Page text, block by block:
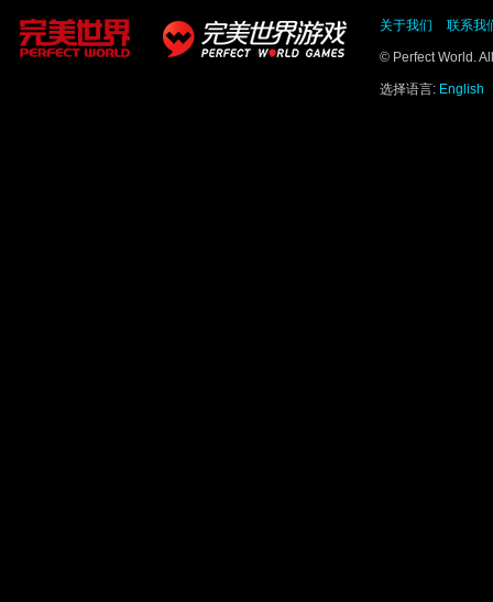
关于我们 联系我
© Perfect World.
选择语言: English